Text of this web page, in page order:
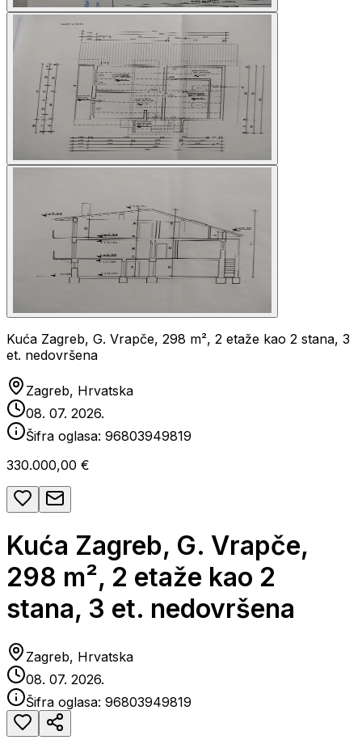
Kuća Zagreb, G. Vrapče, 298 m², 2 etaže kao 2 stana, 3
et. nedovršena
Zagreb, Hrvatska
08. 07. 2026.
Šifra oglasa: 96803949819
330.000,00 €
Kuća Zagreb, G. Vrapče,
298 m², 2 etaže kao 2
stana, 3 et. nedovršena
Zagreb, Hrvatska
08. 07. 2026.
Šifra oglasa: 96803949819